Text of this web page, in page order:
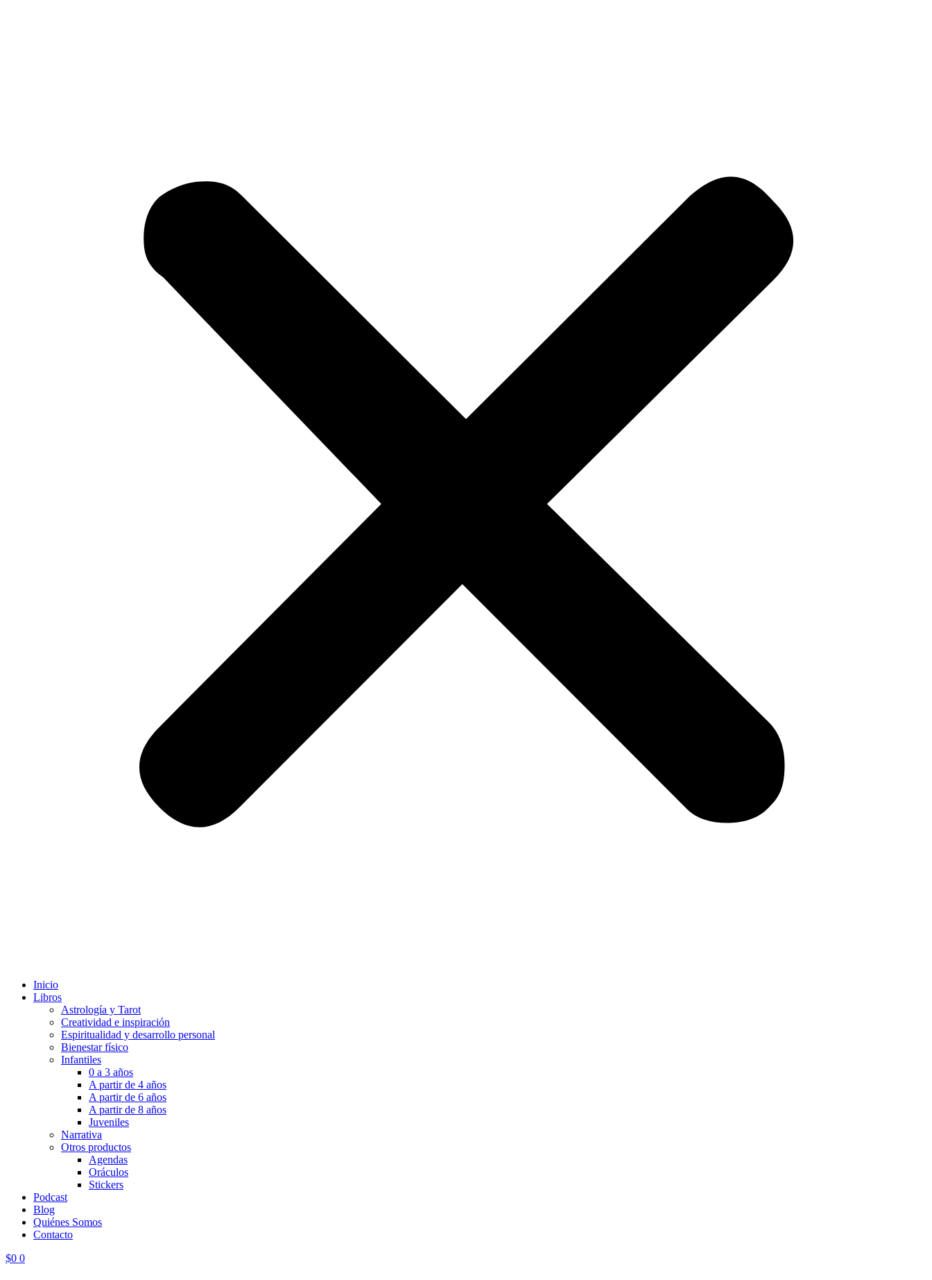
Inicio
Libros
Astrología y Tarot
Creatividad e inspiración
Espiritualidad y desarrollo personal
Bienestar físico
Infantiles
0 a 3 años
A partir de 4 años
A partir de 6 años
A partir de 8 años
Juveniles
Narrativa
Otros productos
Agendas
Oráculos
Stickers
Podcast
Blog
Quiénes Somos
Contacto
$0 0